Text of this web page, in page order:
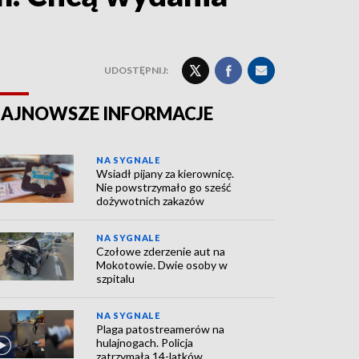
UDOSTĘPNIJ:
INFORMACJE
NA SYGNALE
Wsiadł pijany za kierownicę.
Nie powstrzymało go sześć
dożywotnich zakazów
NA SYGNALE
Czołowe zderzenie aut na
Mokotowie. Dwie osoby w
szpitalu
NA SYGNALE
Plaga patostreamerów na
hulajnogach. Policja
zatrzymała 14-latków